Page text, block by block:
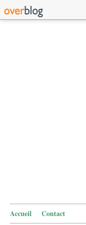
Accueil Contact